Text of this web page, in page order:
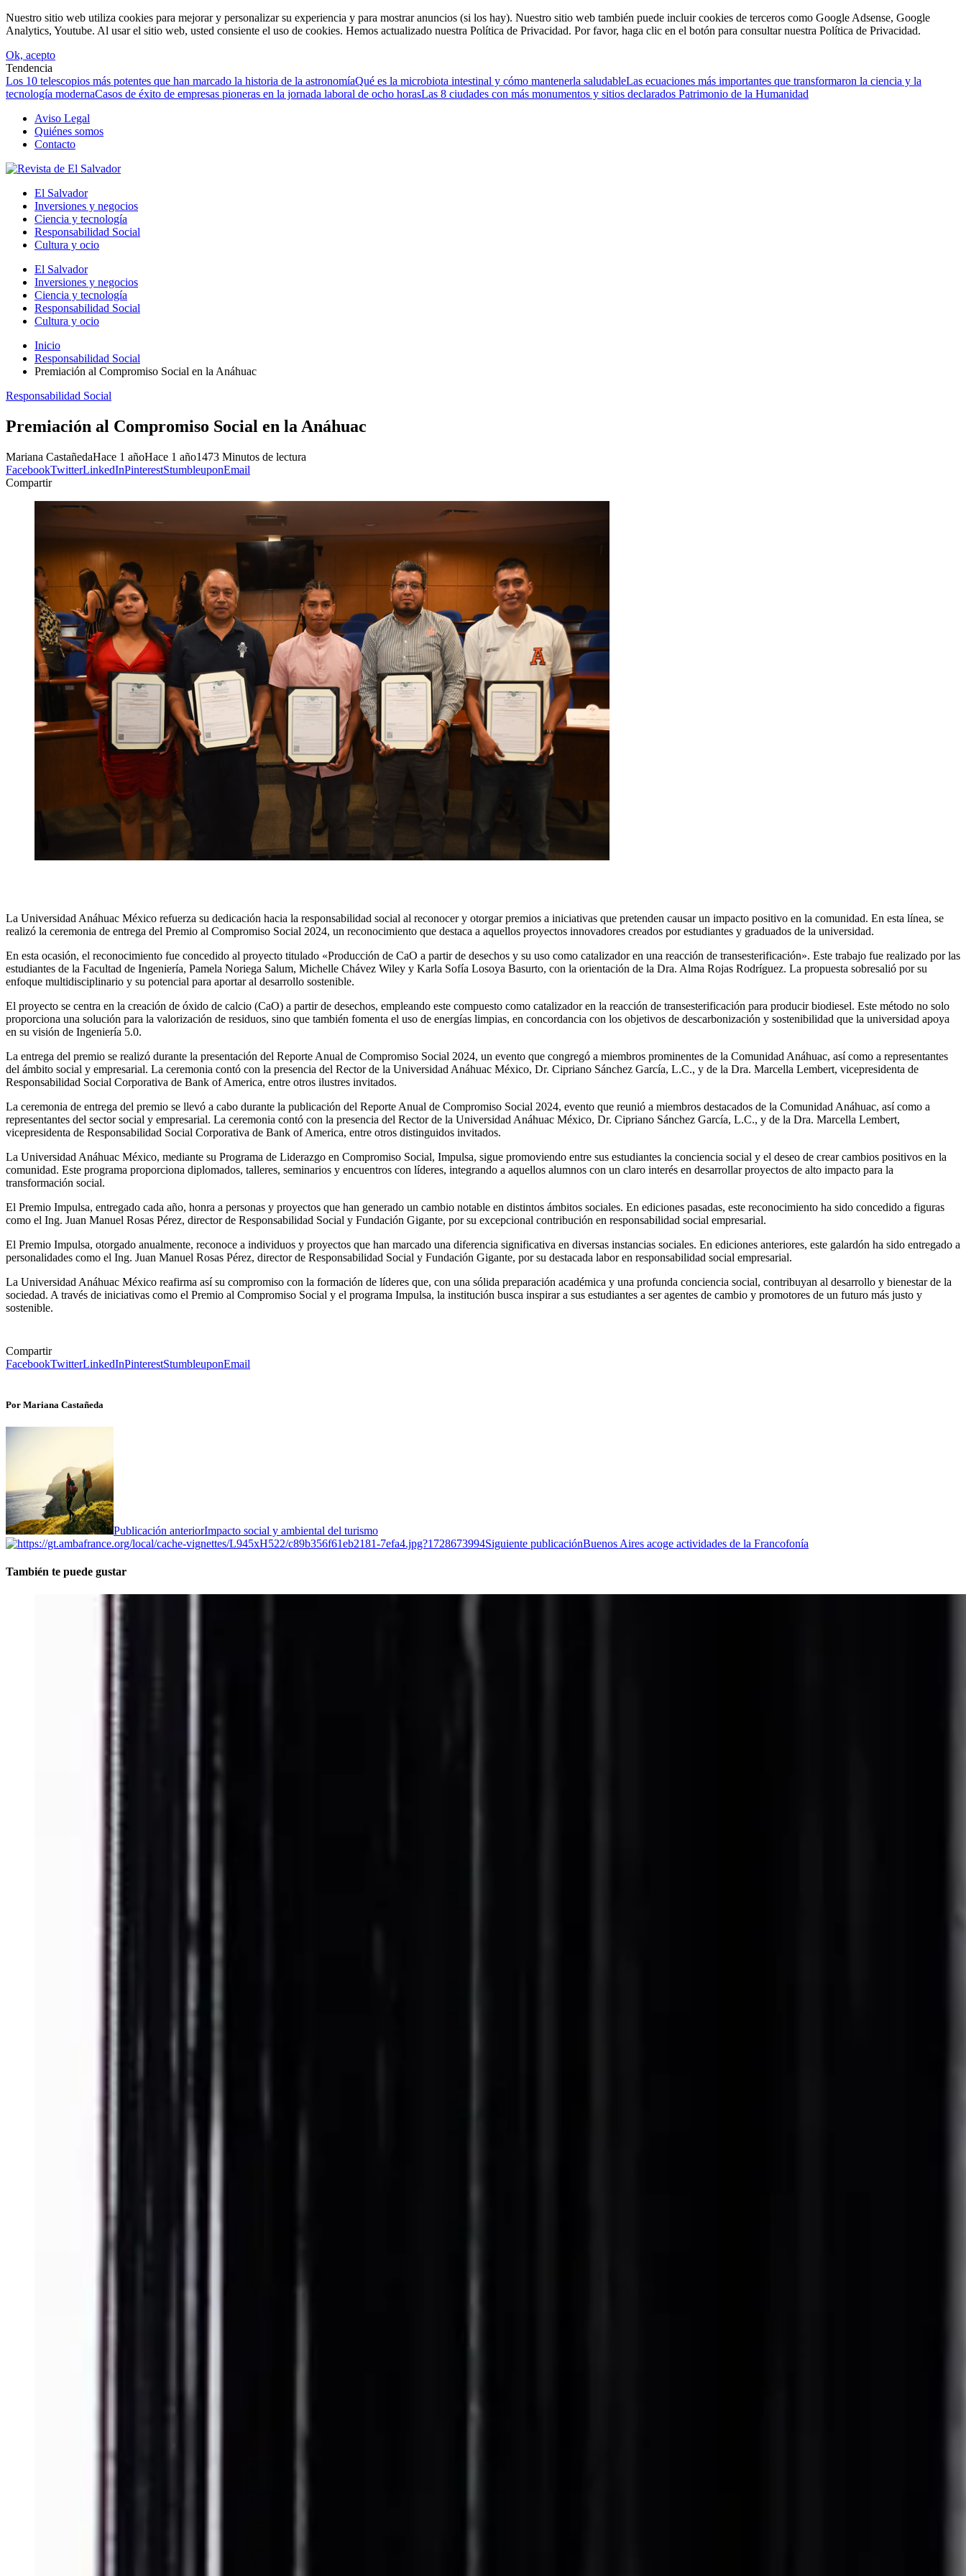
Nuestro sitio web utiliza cookies para mejorar y personalizar su experiencia y para mostrar anuncios (si los hay). Nuestro sitio web también puede incluir cookies de terceros como Google Adsense, Google
Analytics, Youtube. Al usar el sitio web, usted consiente el uso de cookies. Hemos actualizado nuestra Política de Privacidad. Por favor, haga clic en el botón para consultar nuestra Política de Privacidad.
Ok, acepto
Tendencia
Los 10 telescopios más potentes que han marcado la historia de la astronomíaQué es la microbiota intestinal y cómo mantenerla saludableLas ecuaciones más importantes que transformaron la ciencia y la
tecnología modernaCasos de éxito de empresas pioneras en la jornada laboral de ocho horasLas 8 ciudades con más monumentos y sitios declarados Patrimonio de la Humanidad
Aviso Legal
Quiénes somos
Contacto
El Salvador
Inversiones y negocios
Ciencia y tecnología
Responsabilidad Social
Cultura y ocio
El Salvador
Inversiones y negocios
Ciencia y tecnología
Responsabilidad Social
Cultura y ocio
Inicio
Responsabilidad Social
Premiación al Compromiso Social en la Anáhuac
Responsabilidad Social
Premiación al Compromiso Social en la Anáhuac
Mariana CastañedaHace 1 añoHace 1 año1473 Minutos de lectura
FacebookTwitterLinkedInPinterestStumbleuponEmail
Compartir
La Universidad Anáhuac México refuerza su dedicación hacia la responsabilidad social al reconocer y otorgar premios a iniciativas que pretenden causar un impacto positivo en la comunidad. En esta línea, se
realizó la ceremonia de entrega del Premio al Compromiso Social 2024, un reconocimiento que destaca a aquellos proyectos innovadores creados por estudiantes y graduados de la universidad.
En esta ocasión, el reconocimiento fue concedido al proyecto titulado «Producción de CaO a partir de desechos y su uso como catalizador en una reacción de transesterificación». Este trabajo fue realizado por las
estudiantes de la Facultad de Ingeniería, Pamela Noriega Salum, Michelle Chávez Wiley y Karla Sofía Losoya Basurto, con la orientación de la Dra. Alma Rojas Rodríguez. La propuesta sobresalió por su
enfoque multidisciplinario y su potencial para aportar al desarrollo sostenible.
El proyecto se centra en la creación de óxido de calcio (CaO) a partir de desechos, empleando este compuesto como catalizador en la reacción de transesterificación para producir biodiesel. Este método no solo
proporciona una solución para la valorización de residuos, sino que también fomenta el uso de energías limpias, en concordancia con los objetivos de descarbonización y sostenibilidad que la universidad apoya
en su visión de Ingeniería 5.0.
La entrega del premio se realizó durante la presentación del Reporte Anual de Compromiso Social 2024, un evento que congregó a miembros prominentes de la Comunidad Anáhuac, así como a representantes
del ámbito social y empresarial. La ceremonia contó con la presencia del Rector de la Universidad Anáhuac México, Dr. Cipriano Sánchez García, L.C., y de la Dra. Marcella Lembert, vicepresidenta de
Responsabilidad Social Corporativa de Bank of America, entre otros ilustres invitados.
La ceremonia de entrega del premio se llevó a cabo durante la publicación del Reporte Anual de Compromiso Social 2024, evento que reunió a miembros destacados de la Comunidad Anáhuac, así como a
representantes del sector social y empresarial. La ceremonia contó con la presencia del Rector de la Universidad Anáhuac México, Dr. Cipriano Sánchez García, L.C., y de la Dra. Marcella Lembert,
vicepresidenta de Responsabilidad Social Corporativa de Bank of America, entre otros distinguidos invitados.​
La Universidad Anáhuac México, mediante su Programa de Liderazgo en Compromiso Social, Impulsa, sigue promoviendo entre sus estudiantes la conciencia social y el deseo de crear cambios positivos en la
comunidad. Este programa proporciona diplomados, talleres, seminarios y encuentros con líderes, integrando a aquellos alumnos con un claro interés en desarrollar proyectos de alto impacto para la
transformación social.
El Premio Impulsa, entregado cada año, honra a personas y proyectos que han generado un cambio notable en distintos ámbitos sociales. En ediciones pasadas, este reconocimiento ha sido concedido a figuras
como el Ing. Juan Manuel Rosas Pérez, director de Responsabilidad Social y Fundación Gigante, por su excepcional contribución en responsabilidad social empresarial.
El Premio Impulsa, otorgado anualmente, reconoce a individuos y proyectos que han marcado una diferencia significativa en diversas instancias sociales. En ediciones anteriores, este galardón ha sido entregado a
personalidades como el Ing. Juan Manuel Rosas Pérez, director de Responsabilidad Social y Fundación Gigante, por su destacada labor en responsabilidad social empresarial.​
La Universidad Anáhuac México reafirma así su compromiso con la formación de líderes que, con una sólida preparación académica y una profunda conciencia social, contribuyan al desarrollo y bienestar de la
sociedad. A través de iniciativas como el Premio al Compromiso Social y el programa Impulsa, la institución busca inspirar a sus estudiantes a ser agentes de cambio y promotores de un futuro más justo y
sostenible.
Compartir
FacebookTwitterLinkedInPinterestStumbleuponEmail
Por Mariana Castañeda
Publicación anteriorImpacto social y ambiental del turismo
Siguiente publicaciónBuenos Aires acoge actividades de la Francofonía
También te puede gustar